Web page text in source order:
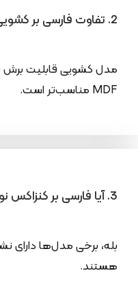
2. تفاوت فارسی بر کشویی با ثابت چیست؟
مدل کشویی قابلیت برش
MDF مناسب‌تر است.
3. آیا فارسی بر کنزاکس نور لیزر دارد؟
بله، برخی مدل‌ها دارای
هستند.